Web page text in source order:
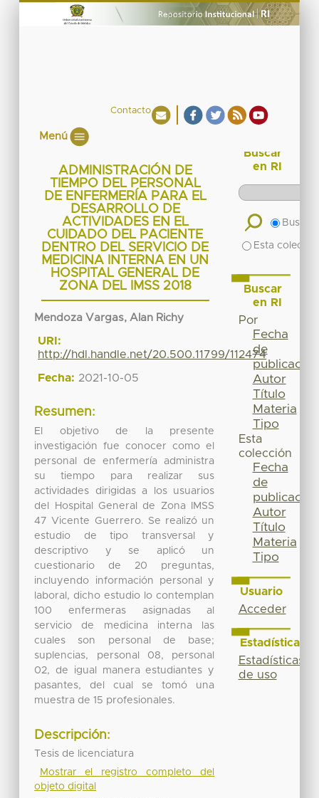
Contacto
Menú
ADMINISTRACIÓN DE
TIEMPO DEL PERSONAL
DE ENFERMERÍA PARA EL
DESARROLLO DE
ACTIVIDADES EN EL
CUIDADO DEL PACIENTE
DENTRO DEL SERVICIO DE
MEDICINA INTERNA EN UN
HOSPITAL GENERAL DE
ZONA DEL IMSS 2018
Mendoza Vargas, Alan Richy
URI:
http://hdl.handle.net/20.500.11799/112474
Fecha: 2021-10-05
Resumen:
El objetivo de la presente
investigación fue conocer como el
personal de enfermería administra
su tiempo para realizar sus
actividades dirigidas a los usuarios
del Hospital General de Zona IMSS
47 Vicente Guerrero. Se realizó un
estudio de tipo transversal y
descriptivo y se aplicó un
cuestionario de 20 preguntas,
incluyendo información personal y
laboral, dicho estudio lo contemplan
100 enfermeras asignadas al
servicio de medicina interna las
cuales son personal de base;
suplencias, personal 08, personal
02, de igual manera estudiantes y
pasantes, del cual se tomó una
muestra de 15 profesionales.
Descripción:
Tesis de licenciatura
Mostrar el registro completo del
objeto digital
Buscar
en RI
Buscar
Esta
Buscar
en RI
Por
Fecha
de
publicación
Autor
Título
Materia
Tipo
Esta
colección
Fecha
de
publicación
Autor
Título
Materia
Tipo
Usuario
Acceder
Estadísticas
Estadísticas
de uso